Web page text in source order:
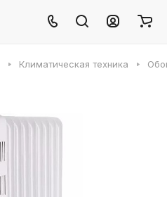
Климатическая техника